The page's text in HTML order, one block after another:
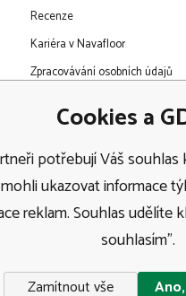
Recenze
Kariéra v Navafloor
Zpracovávání osobních údajů
Doprava
Cookies a
potřebují Váš
ukazovat informace
reklam. Souhlas udělíte
souhlasím".
Zamítnout vše